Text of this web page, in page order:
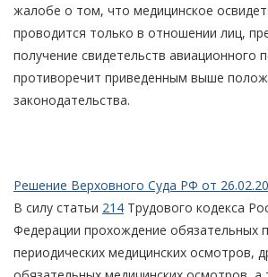
жалобе о том, что медицинское
проводится только в отношении лиц,
получение свидетельств авиационного
противоречит приведенным выше
законодательства.
Решение Верховного Суда РФ от
В силу статьи 214 Трудового кодекса
Федерации прохождение обязательных
периодических медицинских осмотров,